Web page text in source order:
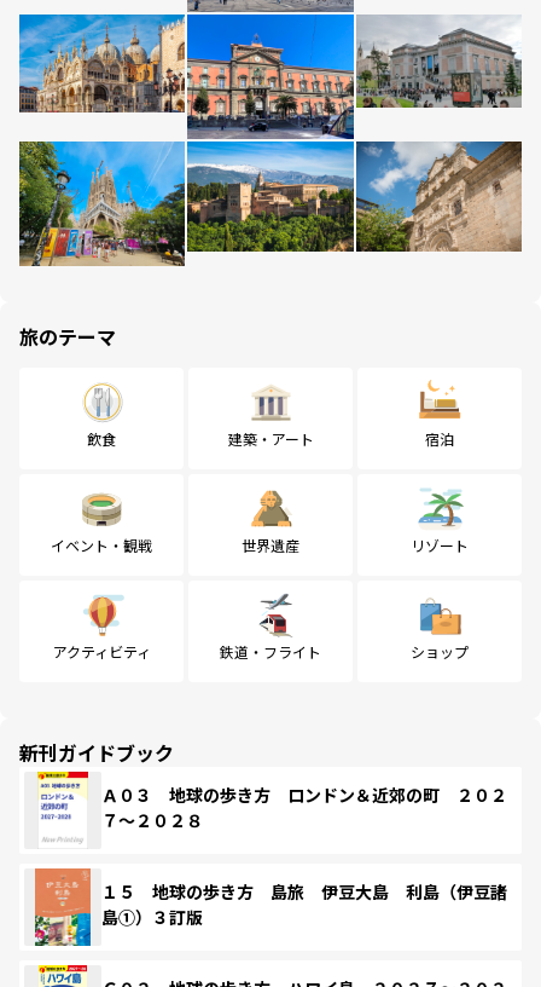
旅のテーマ
飲食 建築・アート 宿泊
イベント・観戦 世界遺産 リゾート
アクティビティ 鉄道・フライト ショップ
新刊ガイドブック
Ａ０３ 地球の歩き方 ロンドン＆近郊の町 ２０２
７～２０２８
１５ 地球の歩き方 島旅 伊豆大島 利島（伊豆諸
島①）３訂版